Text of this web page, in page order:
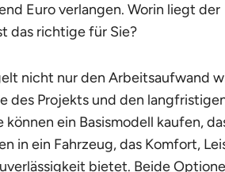
Euro verlangen. Worin liegt der
das richtige für Sie?
nicht nur den Arbeitsaufwand
des Projekts und den
ein Basismodell kaufen,
in ein Fahrzeug, das Komfort,
bietet. Beide